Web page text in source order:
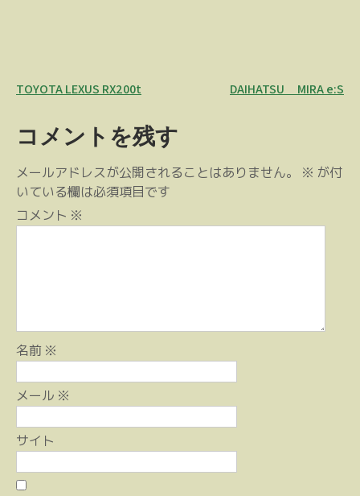
投
ナ
ビ
ゲ
ー
シ
TOYOTA LEXUS RX200t DAIHATSU MIRA e:S
コメントを残す
メールアドレスが公開されることはありません。 ※ が付
いている欄は必須項目です
コメント ※
名前 ※
メール ※
サイト